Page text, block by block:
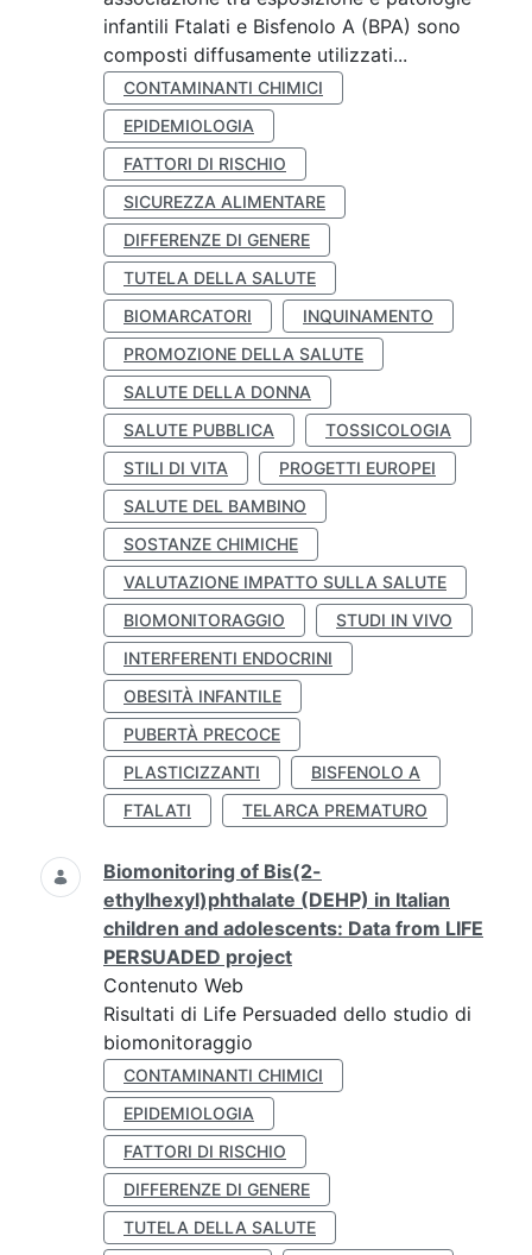
infantili Ftalati e Bisfenolo A (BPA) sono
composti diffusamente utilizzati...
CONTAMINANTI CHIMICI
EPIDEMIOLOGIA
FATTORI DI RISCHIO
SICUREZZA ALIMENTARE
DIFFERENZE DI GENERE
TUTELA DELLA SALUTE
BIOMARCATORI
INQUINAMENTO
PROMOZIONE DELLA SALUTE
SALUTE DELLA DONNA
SALUTE PUBBLICA
TOSSICOLOGIA
STILI DI VITA
PROGETTI EUROPEI
SALUTE DEL BAMBINO
SOSTANZE CHIMICHE
VALUTAZIONE IMPATTO SULLA SALUTE
BIOMONITORAGGIO
STUDI IN VIVO
INTERFERENTI ENDOCRINI
OBESITÀ INFANTILE
PUBERTÀ PRECOCE
PLASTICIZZANTI
BISFENOLO A
FTALATI
TELARCA PREMATURO
Biomonitoring of Bis(2-
ethylhexyl)phthalate (DEHP) in Italian
children and adolescents: Data from LIFE
PERSUADED project
Contenuto Web
Risultati di Life Persuaded dello studio di
biomonitoraggio
CONTAMINANTI CHIMICI
EPIDEMIOLOGIA
FATTORI DI RISCHIO
DIFFERENZE DI GENERE
TUTELA DELLA SALUTE